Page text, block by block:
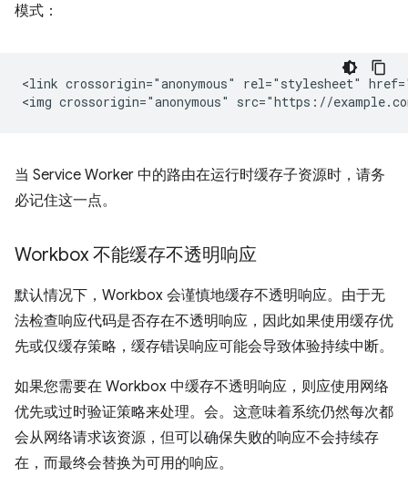
模式：
<link crossorigin="anonymous" rel="stylesheet"
当 Service Worker 中的路由在运行时缓存子资源时，请务
必记住这一点。
Workbox 不能缓存不透明响应
默认情况下，Workbox 会谨慎地缓存不透明响应。由于无
法检查响应代码是否存在不透明响应，因此如果使用缓存优
先或仅缓存策略，缓存错误响应可能会导致体验持续中断。
如果您需要在 Workbox 中缓存不透明响应，则应使用网络
优先或过时验证策略来处理。会。这意味着系统仍然每次都
会从网络请求该资源，但可以确保失败的响应不会持续存
在，而最终会替换为可用的响应。